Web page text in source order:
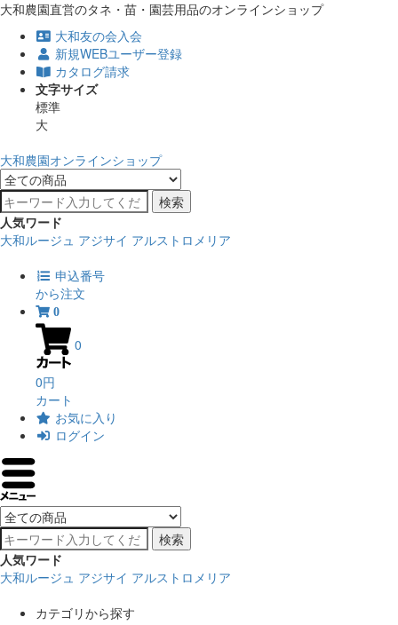
大和農園直営のタネ・苗・園芸用品のオンラインショップ
大和友の会入会
新規WEBユーザー登録
カタログ請求
文字サイズ
標準
大
大和農園オンラインショップ
検索
人気ワード
大和ルージュ アジサイ アルストロメリア
申込番号
から注文
0
0
0円
カート
お気に入り
ログイン
検索
人気ワード
大和ルージュ アジサイ アルストロメリア
カテゴリから探す